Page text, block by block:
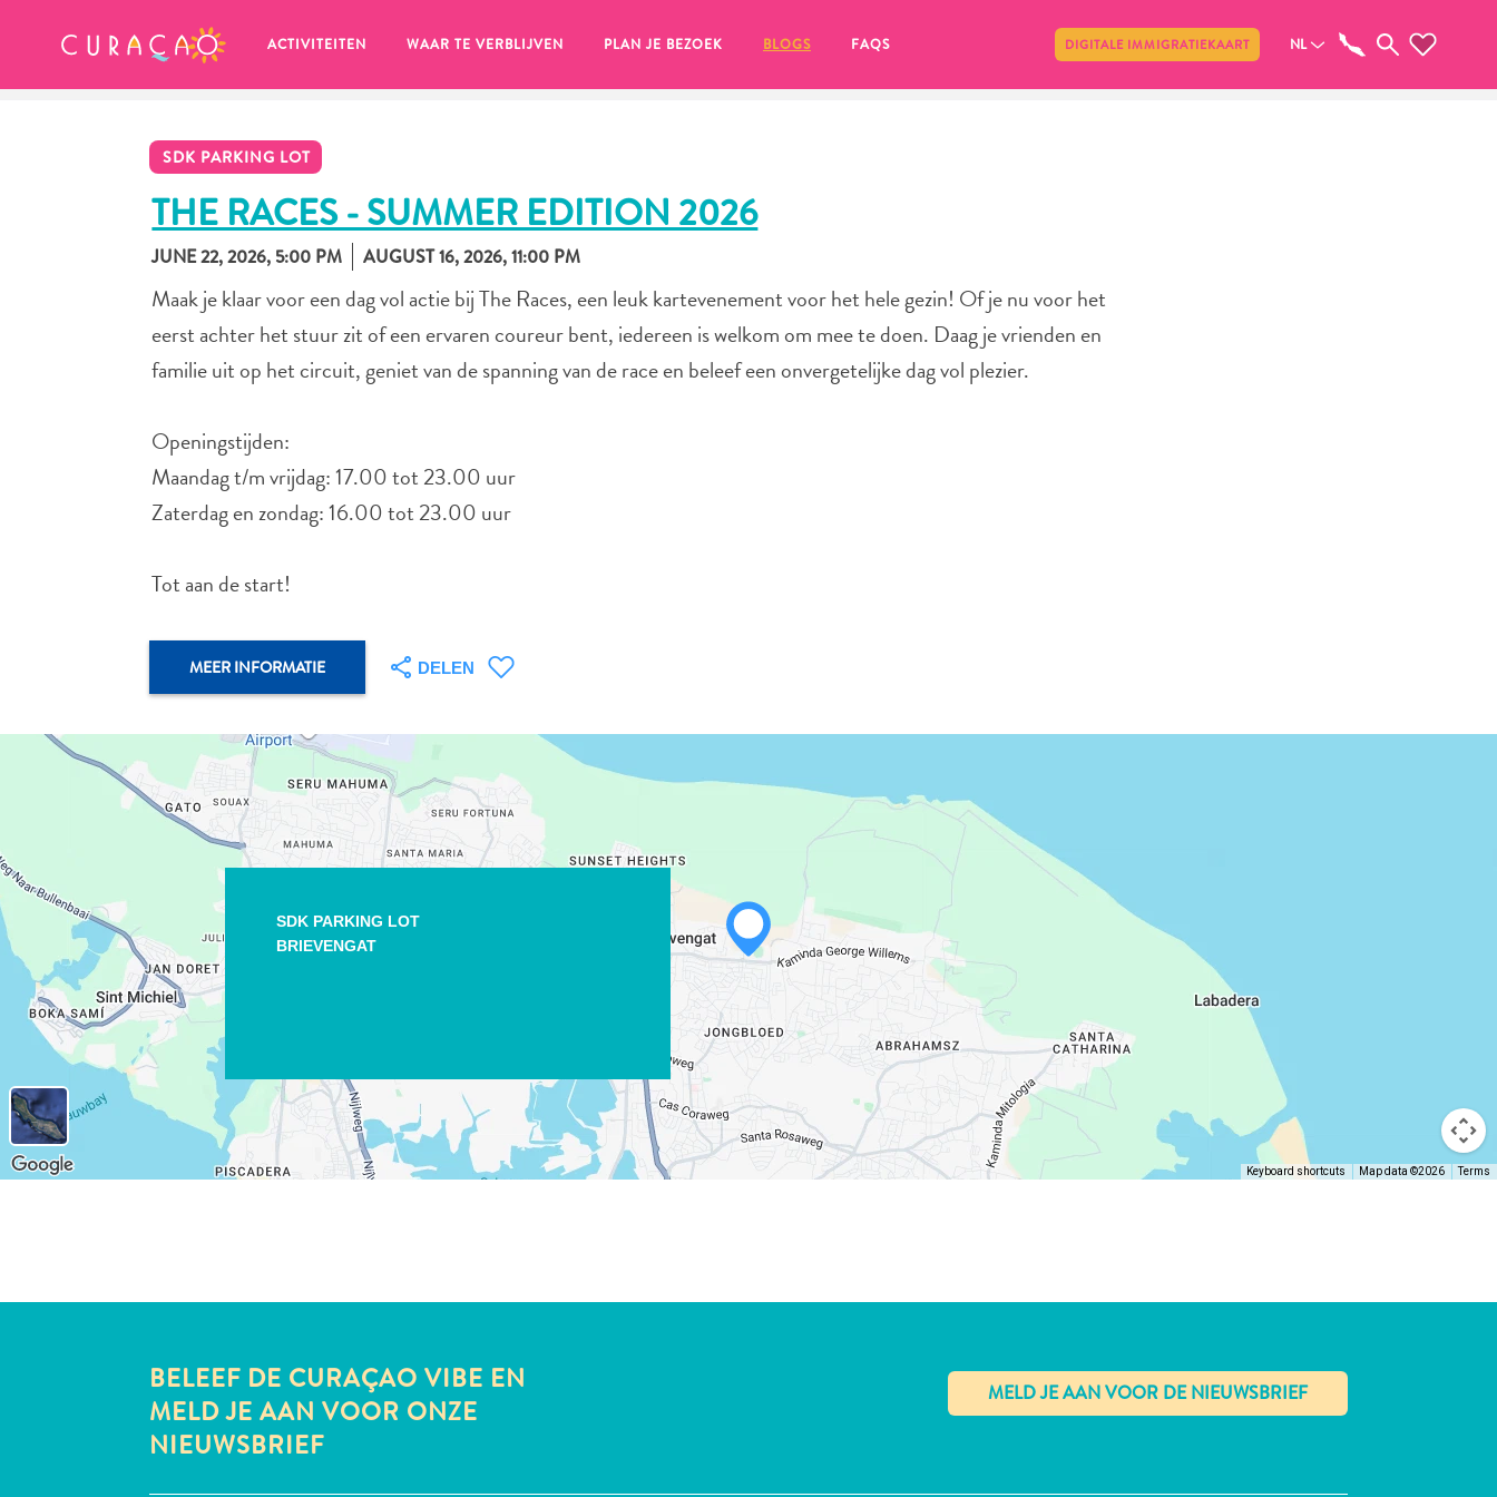
ACTIVITEITEN WAAR TE VERBLIJVEN PLAN JE BEZOEK BLOGS FAQS DIGITALE IMMIGRATIEKAART NL
SDK PARKING LOT
THE RACES - SUMMER EDITION 2026
JUNE 22, 2026, 5:00 PM AUGUST 16, 2026, 11:00 PM
Maak je klaar voor een dag vol actie bij The Races, een leuk kartevenement voor het hele gezin! Of je nu voor het
eerst achter het stuur zit of een ervaren coureur bent, iedereen is welkom om mee te doen. Daag je vrienden en
familie uit op het circuit, geniet van de spanning van de race en beleef een onvergetelijke dag vol plezier.
Openingstijden:
Maandag t/m vrijdag: 17.00 tot 23.00 uur
Zaterdag en zondag: 16.00 tot 23.00 uur
Tot aan de start!
MEER INFORMATIE DELEN
WHATSAPP
FACEBOOK
LINK KOPIËREN
SDK PARKING LOT
BRIEVENGAT
Keyboard shortcuts Map data ©2026 Terms
BELEEF DE CURAÇAO VIBE EN
MELD JE AAN VOOR ONZE
NIEUWSBRIEF
✕
MIJN FAVORIETEN Delen
favoriete plekken opgeslagen.
Wanneer je iets op wil slaan om later nog eens te bekijken, klik op het
LINK KOPIËREN